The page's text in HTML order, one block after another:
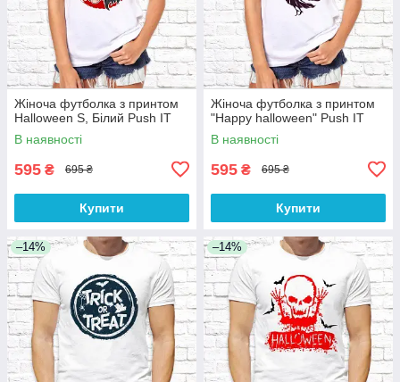
Жіноча футболка з принтом
Halloween S, Білий Push IT
В наявності
595 ₴ 695 ₴
Купити
Жіноча футболка з принтом
"Happy halloween" Push IT
В наявності
595 ₴ 695 ₴
Купити
–14% –14%